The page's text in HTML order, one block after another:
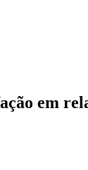
em